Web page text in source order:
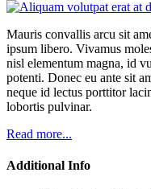
Mauris convallis arcu sit
ipsum libero. Vivamus
nisl elementum magna, id
potenti. Donec eu ante sit
neque id lectus porttitor
lobortis pulvinar.
Read more...
Additional Info